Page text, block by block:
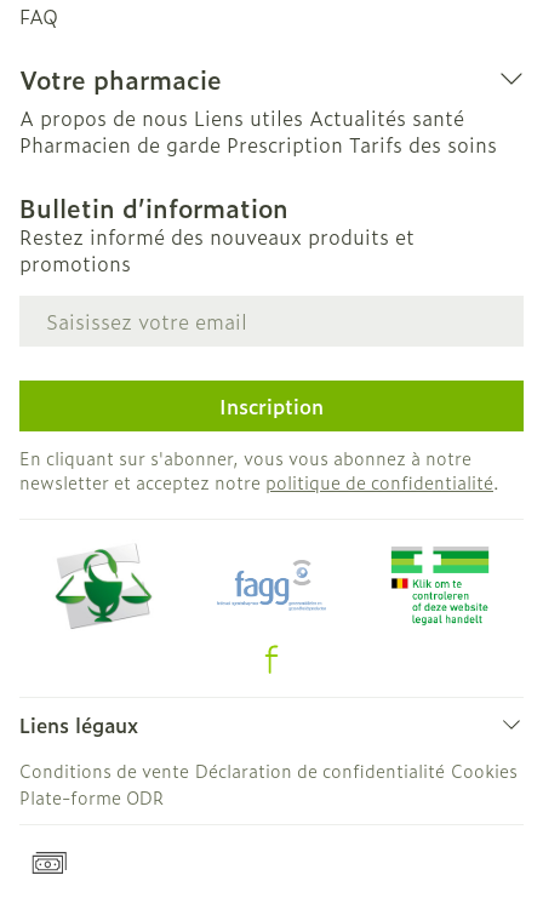
FAQ
Votre pharmacie
A propos de nous Liens utiles Actualités santé
Pharmacien de garde Prescription Tarifs des soins
Bulletin d’information
Restez informé des nouveaux produits et
promotions
Adresse mail
Inscription
En cliquant sur s'abonner, vous vous abonnez à notre
newsletter et acceptez notre politique de confidentialité.
Liens légaux
Conditions de vente Déclaration de confidentialité Cookies
Plate-forme ODR